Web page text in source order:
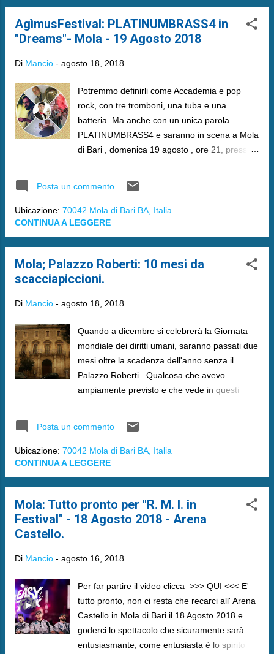
AgìmusFestival: PLATINUMBRASS4 in
"Dreams"- Mola - 19 Agosto 2018
Di Mancio - agosto 18, 2018
Potremmo definirli come Accademia e pop
rock, con tre tromboni, una tuba e una
batteria. Ma anche con un unica parola
PLATINUMBRASS4 e saranno in scena a Mola
di Bari , domenica 19 agosto , ore 21, presso il
Posta un commento
Ubicazione: 70042 Mola di Bari BA, Italia
CONTINUA A LEGGERE
Mola; Palazzo Roberti: 10 mesi da
scacciapiccioni.
Di Mancio - agosto 18, 2018
Quando a dicembre si celebrerà la Giornata
mondiale dei diritti umani, saranno passati due
mesi oltre la scadenza dell'anno senza il
Palazzo Roberti . Qualcosa che avevo
ampiamente previsto e che vede in questi
mesi senza poter usufruire dell'importante
Posta un commento
Ubicazione: 70042 Mola di Bari BA, Italia
CONTINUA A LEGGERE
Mola: Tutto pronto per "R. M. I. in
Festival" - 18 Agosto 2018 - Arena
Castello.
Di Mancio - agosto 16, 2018
Per far partire il video clicca >>> QUI <<< E'
tutto pronto, non ci resta che recarci all' Arena
Castello in Mola di Bari il 18 Agosto 2018 e
goderci lo spettacolo che sicuramente sarà
entusiasmante, come entusiasta è lo spirito